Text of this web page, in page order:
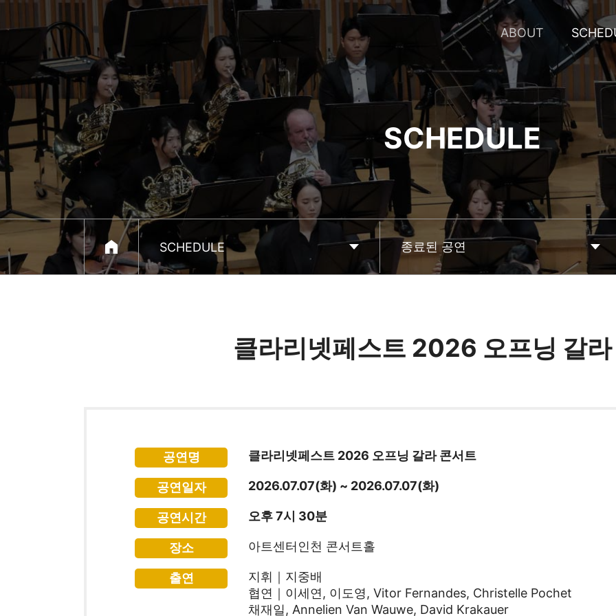
경
arte
필
하
닉
ABOUT
SCHEDULE
홈
으
로
SCHEDULE 종료된 공연
클라리넷페스트 2026 오프닝 갈
공연명 클라리넷페스트 2026 오프닝 갈라 콘서트
공연일자 2026.07.07(화) ~ 2026.07.07(화)
공연시간 오후 7시 30분
장소 아트센터인천 콘서트홀
출연
지휘｜지중배
협연｜이세연, 이도영, Vitor Fernandes, Christelle Pochet
채재일, Annelien Van Wauwe, David Krakauer